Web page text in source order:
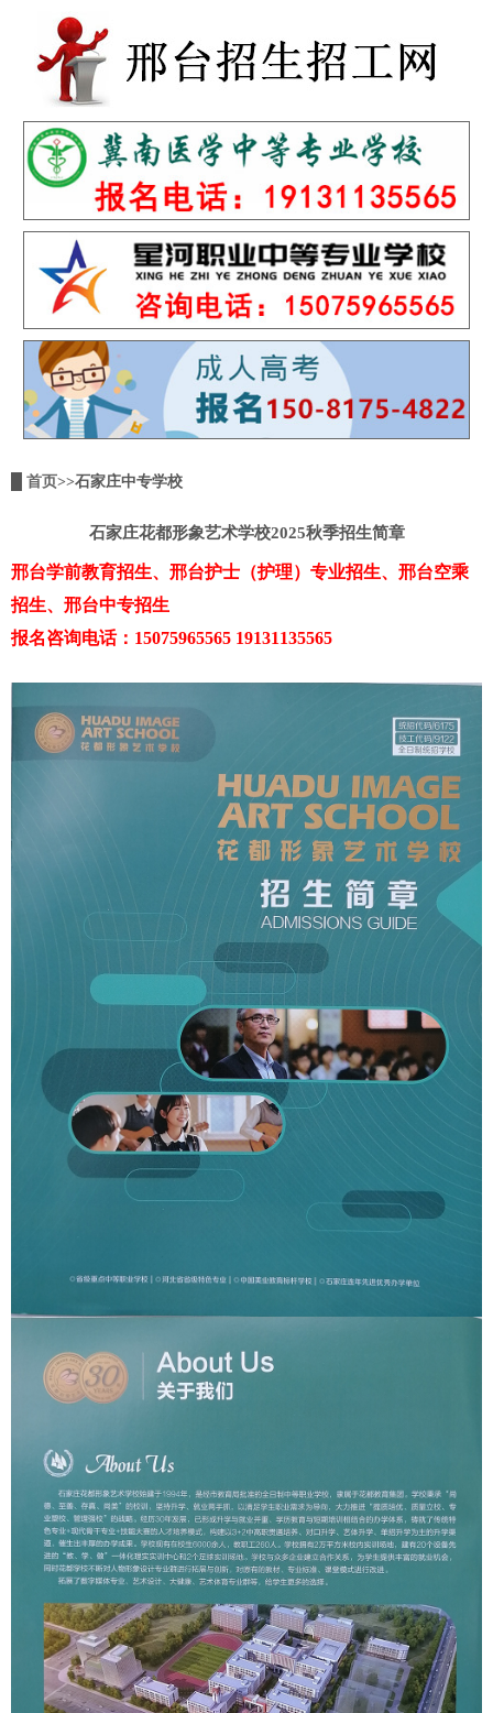
首页>>石家庄中专学校
石家庄花都形象艺术学校2025秋季招生简章
邢台学前教育招生、邢台护士（护理）专业招生、邢台空乘
招生、邢台中专招生
报名咨询电话：15075965565 19131135565